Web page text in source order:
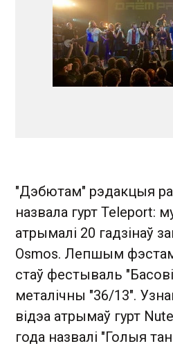
"Дэбютам" рэдакцыя
назвала гурт Teleport:
атрымалі 20 гадзінаў
Osmos. Лепшым фэстам
стаў фестываль
металічны "36/13".
відэа атрымаў гурт
года назвалі "Голыя